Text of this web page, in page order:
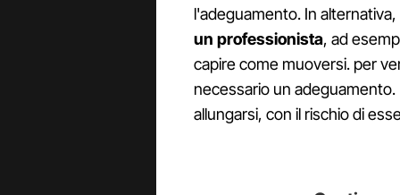
l'adeguamento. In
un professionista, ad
capire come muoversi. per
necessario un
allungarsi, con il rischio di